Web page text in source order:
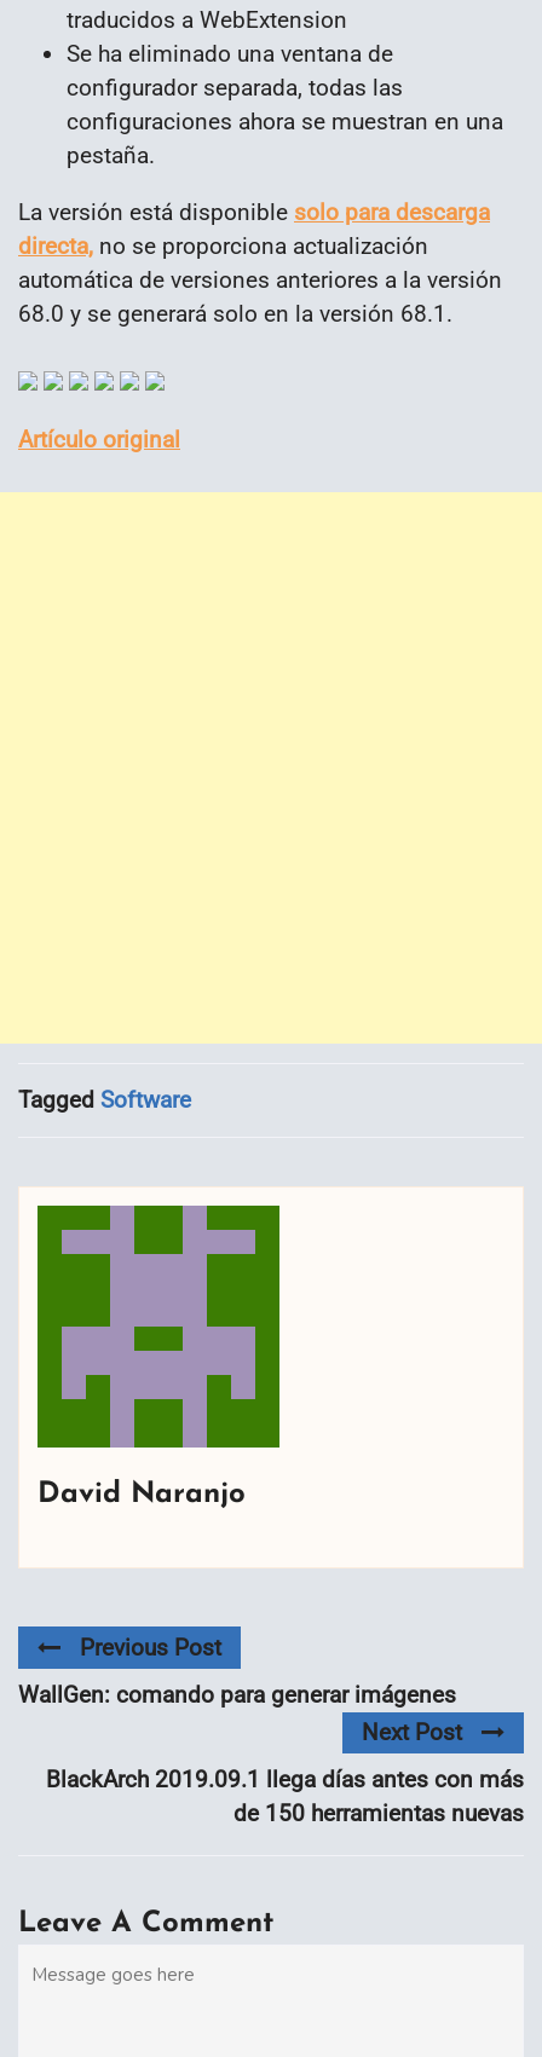
traducidos a WebExtension
Se ha eliminado una ventana de
configurador separada, todas las
configuraciones ahora se muestran en una
pestaña.
La versión está disponible solo para descarga
directa, no se proporciona actualización
automática de versiones anteriores a la versión
68.0 y se generará solo en la versión 68.1.
Artículo original
Tagged Software
David Naranjo
Previous Post
WallGen: comando para generar imágenes
Next Post
BlackArch 2019.09.1 llega días antes con más
de 150 herramientas nuevas
Leave A Comment